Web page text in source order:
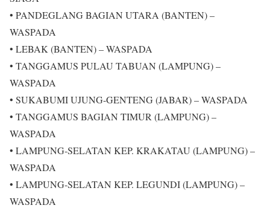
• PANDEGLANG BAGIAN UTARA (BANTEN) –
WASPADA
• LEBAK (BANTEN) – WASPADA
• TANGGAMUS PULAU TABUAN (LAMPUNG) –
WASPADA
• SUKABUMI UJUNG-GENTENG (JABAR) – WASPADA
• TANGGAMUS BAGIAN TIMUR (LAMPUNG) –
WASPADA
• LAMPUNG-SELATAN KEP. KRAKATAU (LAMPUNG) –
WASPADA
• LAMPUNG-SELATAN KEP. LEGUNDI (LAMPUNG) –
WASPADA